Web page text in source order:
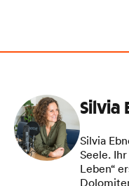
Silvia
Silvia
Seele.
Leben“